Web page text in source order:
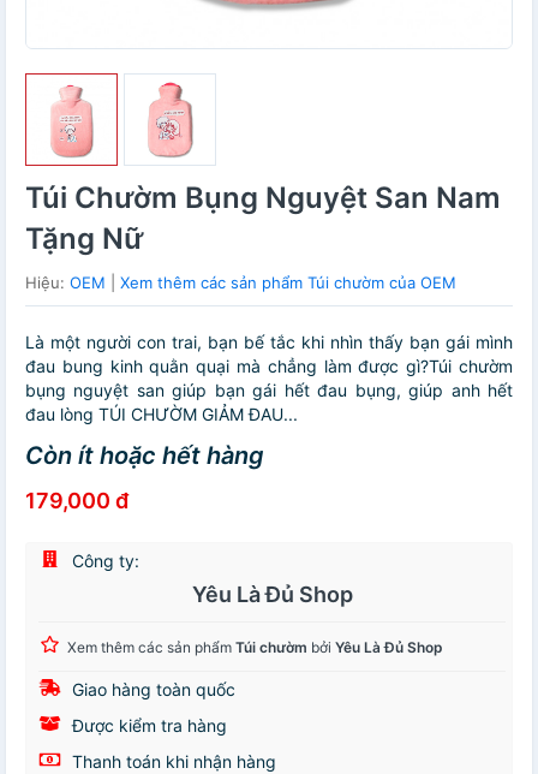
Túi Chườm Bụng Nguyệt San Nam
Tặng Nữ
Hiệu: OEM Xem thêm các sản phẩm Túi chườm của OEM
Là một người con trai, bạn bế tắc khi nhìn thấy bạn gái mình
đau bung kinh quằn quại mà chẳng làm được gì?Túi chườm
bụng nguyệt san giúp bạn gái hết đau bụng, giúp anh hết
đau lòng TÚI CHƯỜM GIẢM ĐAU...
Còn ít hoặc hết hàng
179,000 đ
Công ty:
Yêu Là Đủ Shop
Xem thêm các sản phẩm Túi chườm bởi Yêu Là Đủ Shop
Giao hàng toàn quốc
Được kiểm tra hàng
Thanh toán khi nhận hàng